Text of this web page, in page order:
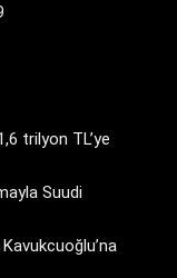
trilyon TL’ye
Suudi